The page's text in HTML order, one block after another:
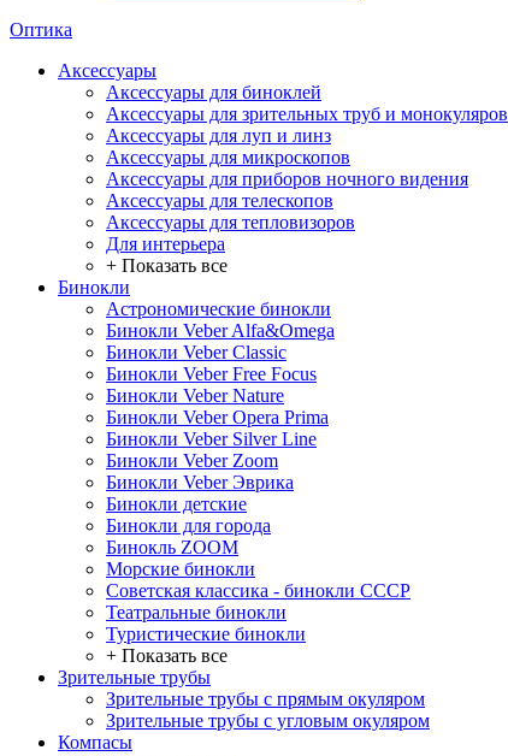
Оптика
Аксессуары
Аксессуары для биноклей
Аксессуары для зрительных труб и монокуляров
Аксессуары для луп и линз
Аксессуары для микроскопов
Аксессуары для приборов ночного видения
Аксессуары для телескопов
Аксессуары для тепловизоров
Для интерьера
+ Показать все
Бинокли
Астрономические бинокли
Бинокли Veber Alfa&Omega
Бинокли Veber Classic
Бинокли Veber Free Focus
Бинокли Veber Nature
Бинокли Veber Opera Prima
Бинокли Veber Silver Line
Бинокли Veber Zoom
Бинокли Veber Эврика
Бинокли детские
Бинокли для города
Бинокль ZOOM
Морские бинокли
Советская классика - бинокли СССР
Театральные бинокли
Туристические бинокли
+ Показать все
Зрительные трубы
Зрительные трубы с прямым окуляром
Зрительные трубы с угловым окуляром
Компасы